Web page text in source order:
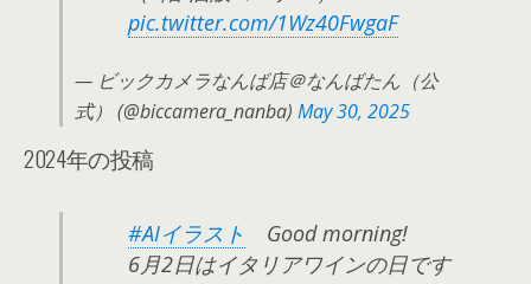
pic.twitter.com/1Wz40FwgaF
— ビックカメラなんば店＠なんばたん（公
式） (@biccamera_nanba) May 30, 2025
2024年の投稿
#AIイラスト
Good morning!
6月2日はイタリアワインの日です